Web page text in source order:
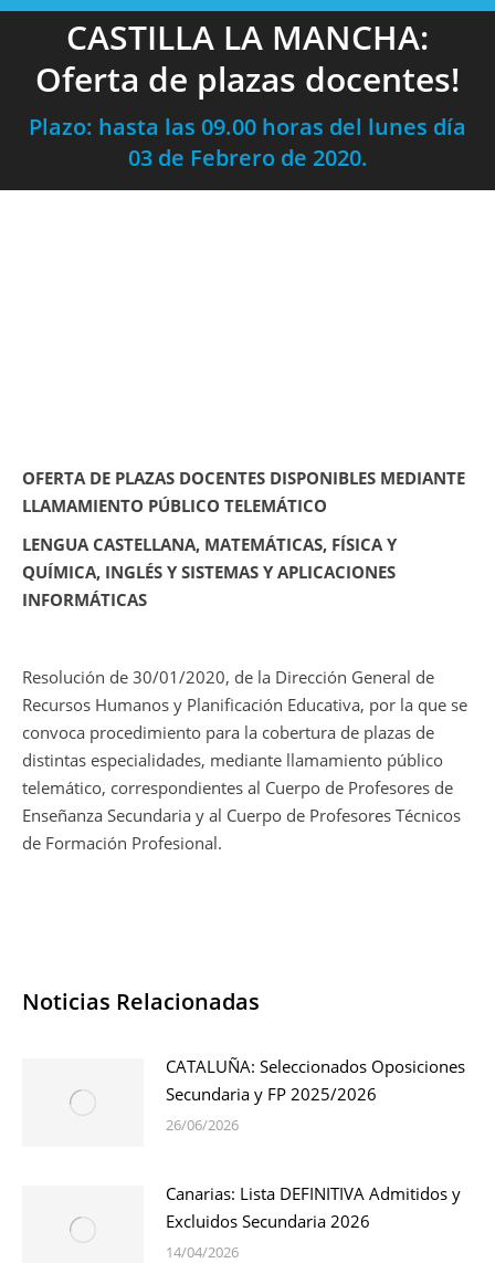
CASTILLA LA MANCHA:
Oferta de plazas docentes!
Plazo: hasta las 09.00 horas del lunes día
03 de Febrero de 2020.
OFERTA DE PLAZAS DOCENTES DISPONIBLES MEDIANTE
LLAMAMIENTO PÚBLICO TELEMÁTICO
LENGUA CASTELLANA, MATEMÁTICAS, FÍSICA Y
QUÍMICA, INGLÉS Y SISTEMAS Y APLICACIONES
INFORMÁTICAS
Resolución de 30/01/2020, de la Dirección General de
Recursos Humanos y Planificación Educativa, por la que se
convoca procedimiento para la cobertura de plazas de
distintas especialidades, mediante llamamiento público
telemático, correspondientes al Cuerpo de Profesores de
Enseñanza Secundaria y al Cuerpo de Profesores Técnicos
de Formación Profesional.
Noticias Relacionadas
CATALUÑA: Seleccionados Oposiciones
Secundaria y FP 2025/2026
26/06/2026
Canarias: Lista DEFINITIVA Admitidos y
Excluidos Secundaria 2026
14/04/2026